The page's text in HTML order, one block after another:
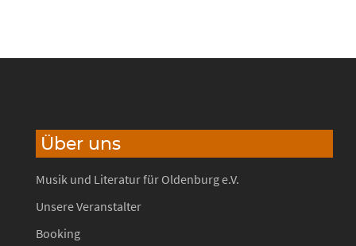
Über uns
Musik und Literatur für Oldenburg e.V.
Unsere Veranstalter
Booking